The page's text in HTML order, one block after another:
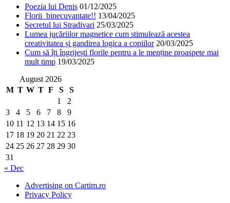
Poezia lui Denis 01/12/2025
Florii binecuvantate!! 13/04/2025
Secretul lui Stradivari 25/03/2025
Lumea jucăriilor magnetice cum stimulează acestea
creativitatea și gandirea logica a copiilor 20/03/2025
Cum să îți îngrijești florile pentru a le menține proaspete mai
mult timp 19/03/2025
August 2026
M T W T F S
S
1
2
3
4 5 6 7 8
9
10 11 12 13 14 15 16
17 18 19 20 21 22 23
24 25 26 27 28 29 30
31
« Dec
Advertising on Cartim.ro
Privacy Policy